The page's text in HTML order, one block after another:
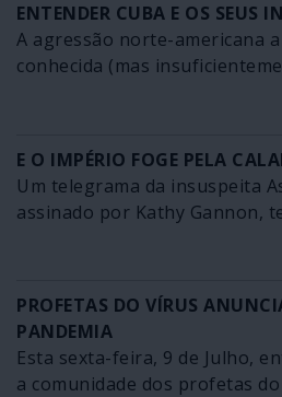
ENTENDER CUBA E OS SEUS
A agressão norte-americana
conhecida (mas
E O IMPÉRIO FOGE PELA
Um telegrama da insuspeita
assinado por Kathy Gannon,
PROFETAS DO VÍRUS
PANDEMIA
Esta sexta-feira, 9 de Julho,
a comunidade dos profetas do